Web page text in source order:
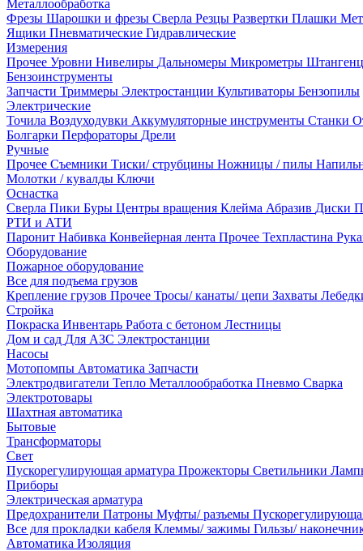
Металлообработка
Фрезы Шарошки и фрезы Сверла Резцы Развертки Плашки
Ящики Пневматические Гидравлические
Измерения
Прочее Уровни Нивелиры Дальномеры Микрометры
Бензоинструменты
Запчасти Триммеры Электростанции Культиваторы Бензопилы
Электрические
Точила Воздуходувки Аккумуляторные инструменты Станки
Болгарки Перфораторы Дрели
Ручные
Прочее Съемники Тиски/ струбцины Ножницы / пилы
Молотки / кувалды Ключи
Оснастка
Сверла Пики Буры Центры вращения Клейма Абразив Диски
РТИ и АТИ
Паронит Набивка Конвейерная лента Прочее Техпластина
Оборудование
Пожарное оборудование
Все для подъема грузов
Крепление грузов Прочее Тросы/ канаты/ цепи Захваты
Стройка
Покраска Инвентарь Работа с бетоном Лестницы
Дом и сад Для АЗС Электростанции
Насосы
Мотопомпы Автоматика Запчасти
Электродвигатели Тепло Металлообработка Пневмо Сварка
Электротовары
Шахтная автоматика
Бытовые
Трансформаторы
Свет
Пускорегулирующая арматура Прожекторы Светильники
Приборы
Электрическая арматура
Предохранители Патроны Муфты/ разъемы
Все для прокладки кабеля Клеммы/ зажимы Гильзы/
Автоматика Изоляция